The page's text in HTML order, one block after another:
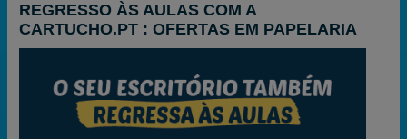
REGRESSO ÀS AULAS COM A
CARTUCHO.PT : OFERTAS EM PAPELARIA